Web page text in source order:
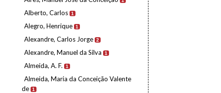
Alberto, Carlos 1
Alegro, Henrique 1
Alexandre, Carlos Jorge 2
Alexandre, Manuel da Silva 1
Almeida, A. F. 1
Almeida, Maria da Conceição Valente
de 1